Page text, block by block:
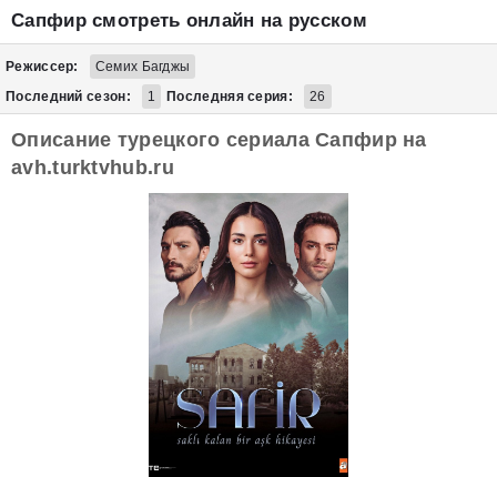
Сапфир смотреть онлайн на русском
Режиссер:
Семих Багджы
Последний сезон:
1 Последняя серия: 26
Описание турецкого сериала Сапфир на
avh.turktvhub.ru